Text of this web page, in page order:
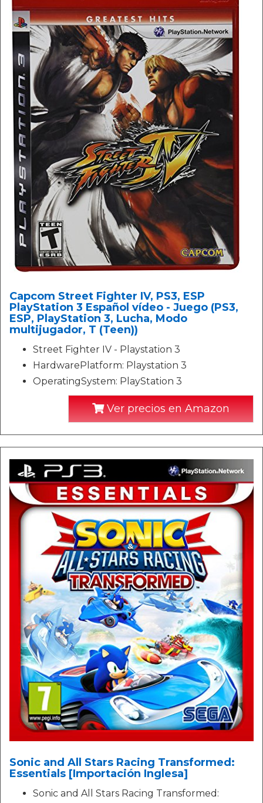
Capcom Street Fighter IV, PS3, ESP
PlayStation 3 Español vídeo - Juego (PS3,
ESP, PlayStation 3, Lucha, Modo
multijugador, T (Teen))
Street Fighter IV - Playstation 3
HardwarePlatform: Playstation 3
OperatingSystem: PlayStation 3
Ver precios en Amazon
Sonic and All Stars Racing Transformed:
Essentials [Importación Inglesa]
Sonic and All Stars Racing Transformed: